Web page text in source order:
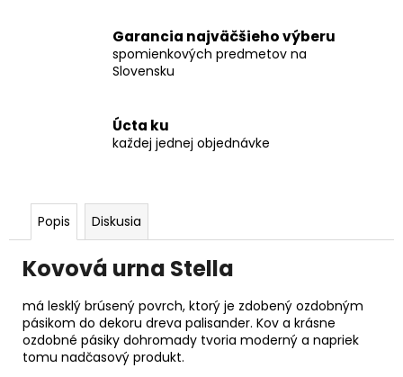
Garancia najväčšieho výberu
spomienkových predmetov na
Slovensku
Úcta ku
každej jednej objednávke
Popis Diskusia
Kovová urna Stella
má lesklý brúsený povrch, ktorý je zdobený ozdobným
pásikom do dekoru dreva palisander. Kov a krásne
ozdobné pásiky dohromady tvoria moderný a napriek
tomu nadčasový produkt.